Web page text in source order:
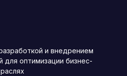
и внедрением
для оптимизации бизнес-